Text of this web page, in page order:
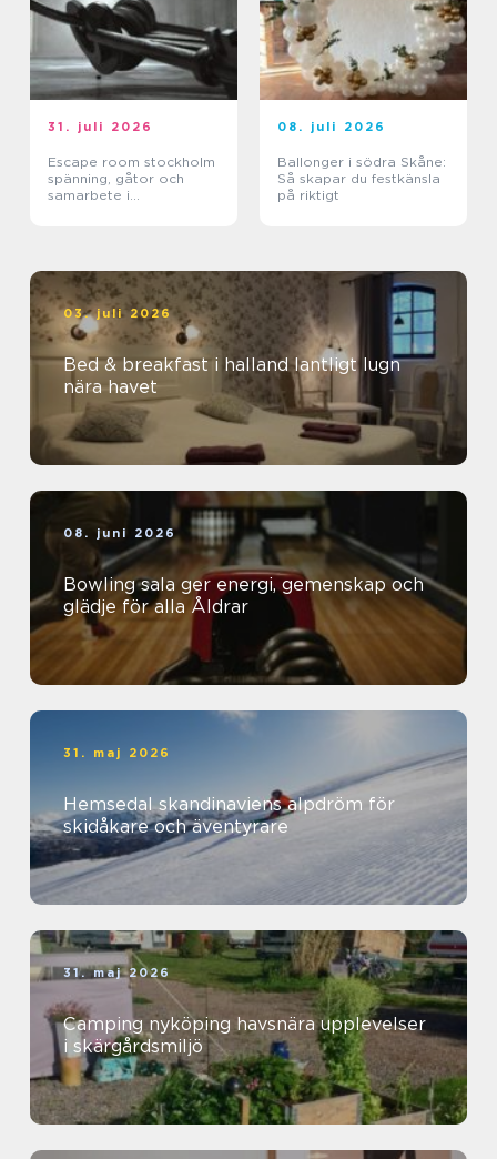
31. juli 2026
Escape room stockholm
spänning, gåtor och
samarbete i
08. juli 2026
Ballonger i södra Skåne:
Så skapar du festkänsla
på riktigt
03. juli 2026
Bed & breakfast i halland lantligt lugn
nära havet
08. juni 2026
Bowling sala ger energi, gemenskap och
glädje för alla Åldrar
31. maj 2026
Hemsedal skandinaviens alpdröm för
skidåkare och äventyrare
31. maj 2026
Camping nyköping havsnära upplevelser
i skärgårdsmiljö